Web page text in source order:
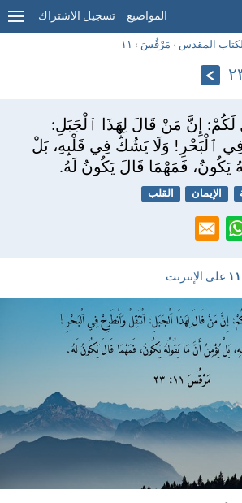
المواضيع تسجيل الاشتراك
المقدس › مَرْقُسَ › ١١
لَكُمْ: إِنَّ مَنْ قَالَ لِهَذَا ٱلْجَبَلِ:
ٱلْبَحْرِ! وَلَا يَشُكُّ فِي قَلْبِهِ، بَلْ
يَكُونُ، فَمَهْمَا قَالَ يَكُونُ لَهُ.
الإيمان القلب
على الإنترنت